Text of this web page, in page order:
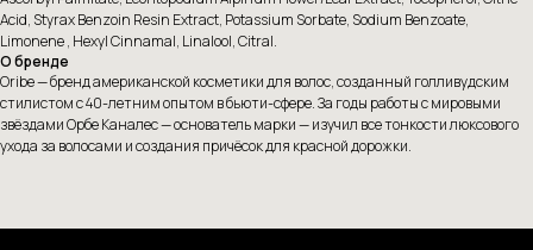
Acid, Styrax Benzoin Resin Extract, Potassium Sorbate, Sodium Benzoate,
Limonene , Hexyl Cinnamal, Linalool, Citral.
О бренде
Oribe — бренд американской косметики для волос, созданный голливудским
стилистом с 40-летним опытом в бьюти-сфере. За годы работы с мировыми
звёздами Орбе Каналес — основатель марки — изучил все тонкости люксового
ухода за волосами и создания причёсок для красной дорожки.